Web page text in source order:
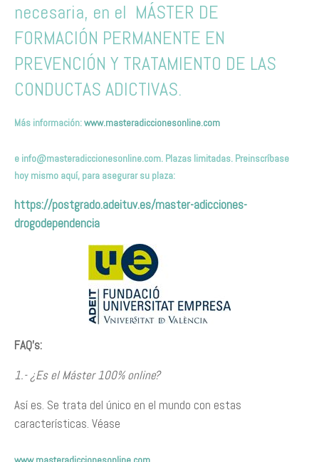
necesaria, en el MÁSTER DE
FORMACIÓN PERMANENTE EN
PREVENCIÓN Y TRATAMIENTO DE LAS
CONDUCTAS ADICTIVAS.
Más información:www.masteradiccionesonline.com
e info@masteradiccionesonline.com. Plazas limitadas. Preinscríbase
hoy mismo aquí, para asegurar su plaza:
https://postgrado.adeituv.es/master-adicciones-
drogodependencia
FAQ’s:
1.- ¿Es el Máster 100% online?
Así es. Se trata del único en el mundo con estas
características. Véase